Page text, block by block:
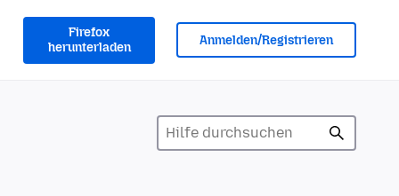
Firefox
herunterladen
Anmelden/Registrieren